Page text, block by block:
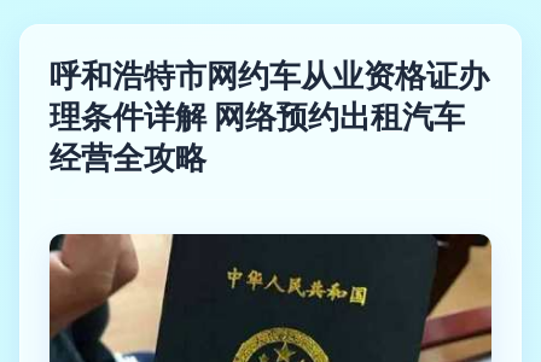
呼和浩特市网约车从业资格证办
理条件详解 网络预约出租汽车
经营全攻略